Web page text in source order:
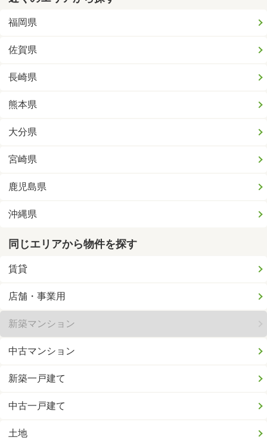
福岡県
佐賀県
長崎県
熊本県
大分県
宮崎県
鹿児島県
沖縄県
同じエリアから物件を探す
賃貸
店舗・事業用
新築マンション
中古マンション
新築一戸建て
中古一戸建て
土地